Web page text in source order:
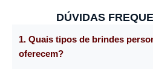
DÚVIDAS
1. Quais tipos de brindes
oferecem?